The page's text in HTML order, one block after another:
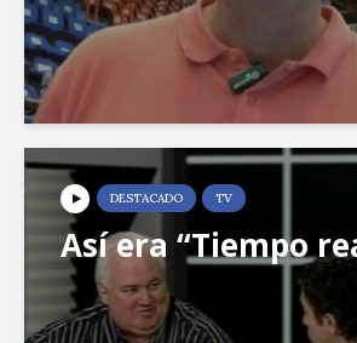
DESTACADO TV
Así era “Tiempo